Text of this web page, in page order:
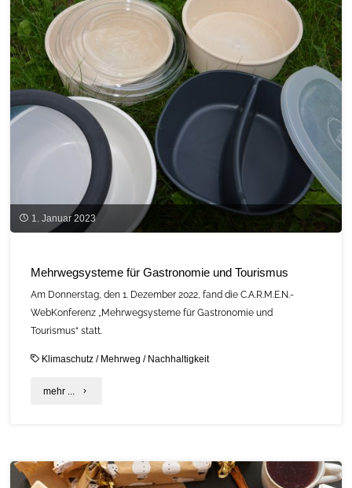
1. Januar 2023
Mehrwegsysteme für Gastronomie und Tourismus
Am Donnerstag, den 1. Dezember 2022, fand die C.A.R.M.E.N.-
WebKonferenz „Mehrwegsysteme für Gastronomie und
Tourismus“ statt.
Klimaschutz / Mehrweg / Nachhaltigkeit
mehr ... "Mehrwegsysteme
und